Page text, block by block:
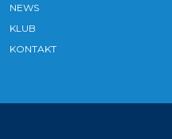
NEWS
KLUB
KONTAKT